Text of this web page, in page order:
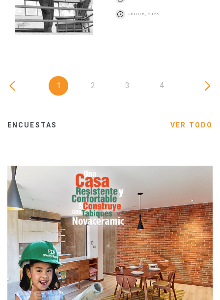
JULIO 6, 2026
1 2 3 4
ENCUESTAS VER TODO